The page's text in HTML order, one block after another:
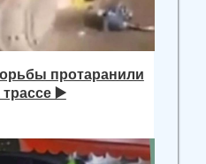
протаранили
▶️